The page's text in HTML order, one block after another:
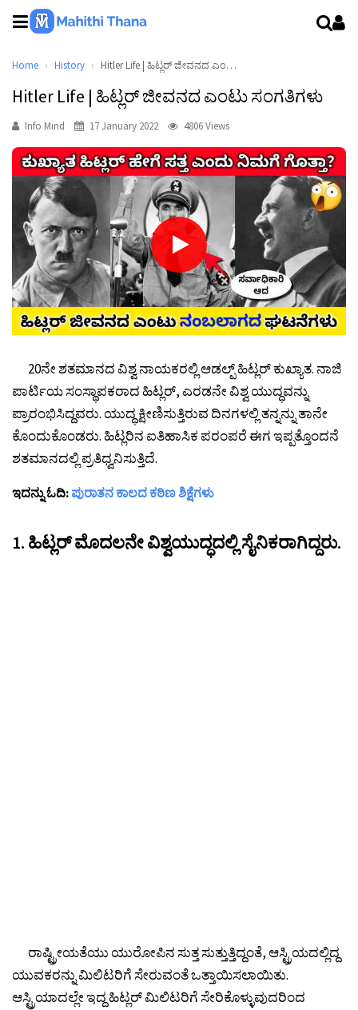
Home History Hitler Life | ಹಿಟ್ಲರ್ ಜೀವನದ ಎಂಟು ಸಂಗತಿಗಳು
Hitler Life | ಹಿಟ್ಲರ್ ಜೀವನದ ಎಂಟು ಸಂಗತಿಗಳು
Info Mind 17 January 2022 4806 Views
20ನೇ ಶತಮಾನದ ವಿಶ್ವ ನಾಯಕರಲ್ಲಿ ಆಡಲ್ಪ್ ಹಿಟ್ಲರ್ ಕುಖ್ಯಾತ. ನಾಜಿ
ಪಾರ್ಟಿಯ ಸಂಸ್ಥಾಪಕರಾದ ಹಿಟ್ಲರ್, ಎರಡನೇ ವಿಶ್ವ ಯುದ್ಧವನ್ನು
ಪ್ರಾರಂಭಿಸಿದ್ದವರು. ಯುದ್ಧ ಕ್ಷೀಣಿಸುತ್ತಿರುವ ದಿನಗಳಲ್ಲಿ ತನ್ನನ್ನು ತಾನೇ
ಕೊಂದುಕೊಂಡರು. ಹಿಟ್ಲರಿನ ಐತಿಹಾಸಿಕ ಪರಂಪರೆ ಈಗ ಇಪ್ಪತ್ತೊಂದನೆ
ಶತಮಾನದಲ್ಲಿ ಪ್ರತಿಧ್ವನಿಸುತ್ತಿದೆ.
ಇದನ್ನು ಓದಿ: ಪುರಾತನ ಕಾಲದ ಕಠಿಣ ಶಿಕ್ಷೆಗಳು
1. ಹಿಟ್ಲರ್ ಮೊದಲನೇ ವಿಶ್ವಯುದ್ಧದಲ್ಲಿ ಸೈನಿಕರಾಗಿದ್ದರು.
ರಾಷ್ಟ್ರೀಯತೆಯು ಯುರೋಪಿನ ಸುತ್ತ ಸುತ್ತುತ್ತಿದ್ದಂತೆ, ಆಸ್ಟ್ರಿಯದಲ್ಲಿದ್ದ
ಯುವಕರನ್ನು ಮಿಲಿಟರಿಗೆ ಸೇರುವಂತೆ ಒತ್ತಾಯಿಸಲಾಯಿತು.
ಆಸ್ಟ್ರಿಯಾದಲ್ಲೇ ಇದ್ದ ಹಿಟ್ಲರ್ ಮಿಲಿಟರಿಗೆ ಸೇರಿಕೊಳ್ಳುವುದರಿಂದ